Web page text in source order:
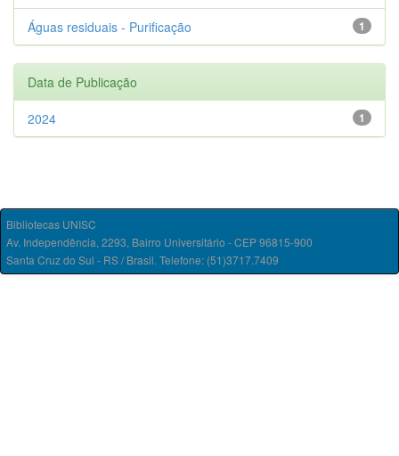
1
Águas residuais - Purificação
Data de Publicação
1
2024
Bibliotecas UNISC
Av. Independência, 2293, Bairro Universitário - CEP 96815-900
Santa Cruz do Sul - RS / Brasil. Telefone: (51)3717.7409